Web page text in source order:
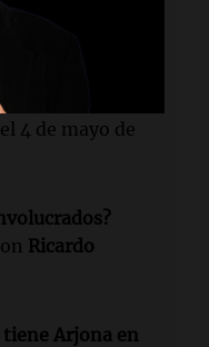
Arena
4 de mayo de
Ricardo
tiene Arjona en